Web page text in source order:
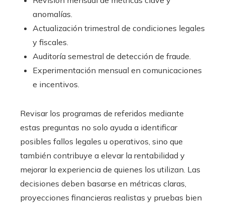
anomalías.
Actualización trimestral de condiciones legales
y fiscales.
Auditoría semestral de detección de fraude.
Experimentación mensual en comunicaciones
e incentivos.
Revisar los programas de referidos mediante
estas preguntas no solo ayuda a identificar
posibles fallos legales u operativos, sino que
también contribuye a elevar la rentabilidad y
mejorar la experiencia de quienes los utilizan. Las
decisiones deben basarse en métricas claras,
proyecciones financieras realistas y pruebas bien